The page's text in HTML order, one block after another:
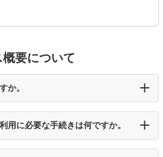
要について
か。
用に必要な手続きは何ですか。